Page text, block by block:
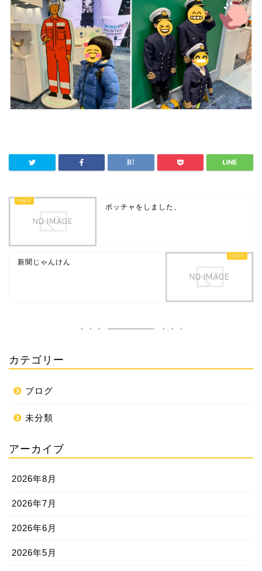
ボッチャをしました、
新聞じゃんけん
カテゴリー
ブログ
未分類
アーカイブ
2026年8月
2026年7月
2026年6月
2026年5月